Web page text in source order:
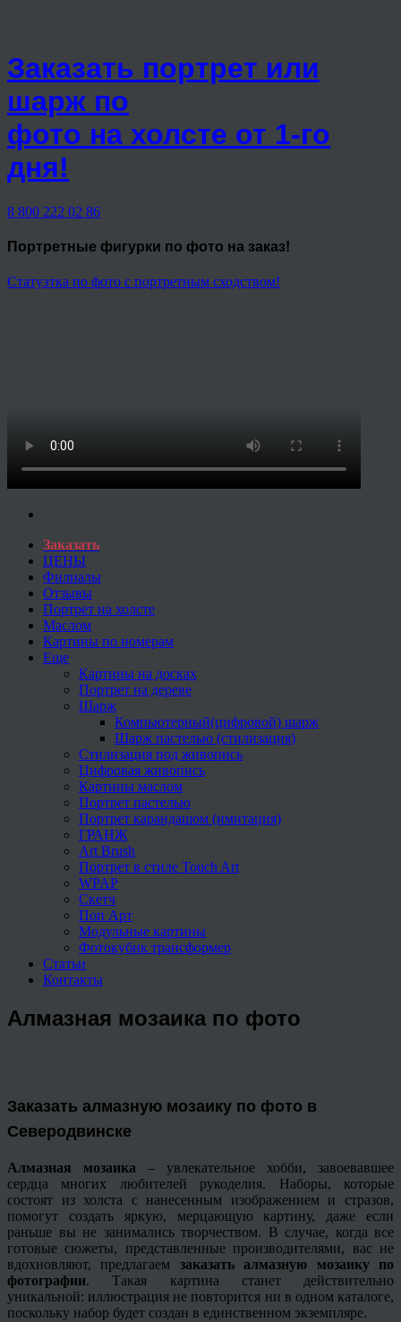
Заказать портрет или
шарж по
фото на холсте от 1-го
дня!
8 800 222 02 86
Портретные фигурки по фото на заказ!
Статуэтка по фото с портретным сходством!
Заказать
ЦЕНЫ
Филиалы
Отзывы
Портрет на холсте
Маслом
Картины по номерам
Еще
Картины на досках
Портрет на дереве
Шарж
Компьютерный(цифровой) шарж
Шарж пастелью (стилизация)
Стилизация под живопись
Цифровая живопись
Картины маслом
Портрет пастелью
Портрет карандашом (имитация)
ГРАНЖ
Art Brush
Портрет в стиле Touch Art
WPAP
Скетч
Поп Арт
Модульные картины
Фотокубик трансформер
Статьи
Контакты
Алмазная мозаика по фото
Заказать алмазную мозаику по фото в
Северодвинске
Алмазная мозаика – увлекательное хобби, завоевавшее
сердца многих любителей рукоделия. Наборы, которые
состоят из холста с нанесенным изображением и стразов,
помогут создать яркую, мерцающую картину, даже если
раньше вы не занимались творчеством. В случае, когда все
готовые сюжеты, представленные производителями, вас не
вдохновляют, предлагаем заказать алмазную мозаику по
фотографии. Такая картина станет действительно
уникальной: иллюстрация не повторится ни в одном каталоге,
поскольку набор будет создан в единственном экземпляре.